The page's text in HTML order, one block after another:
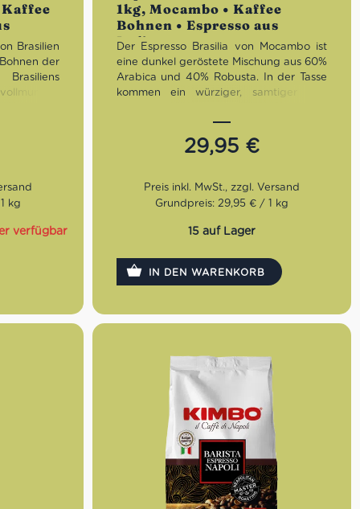
Brasilien
der
kg
verfügbar
1kg, Mocambo • Kaffee
Bohnen • Espresso aus
Italien
Der Espresso Brasilia von Mocambo ist
eine dunkel geröstete Mischung aus 60%
Arabica und 40% Robusta. In der Tasse
kommen ein würziger, samtiger und
zauberhafte Aromen von geröstetem
Kakao und Whiskey zusammen.
Geschmack:Würzig, samtig, erdig
Bohnen:60% Arabica, 40%
29,95 €
Grundpreis: 29,95 € / 1 kg
15 auf Lager
IN DEN WARENKORB